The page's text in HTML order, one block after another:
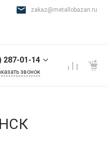
zakaz@metallobazan.ru
287-01-14
пт
звонок